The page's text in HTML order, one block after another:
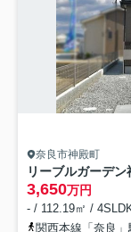
奈良市神殿町
リーブルガーデ
3,650万円
- / 112.19㎡ /
関西本線「奈良